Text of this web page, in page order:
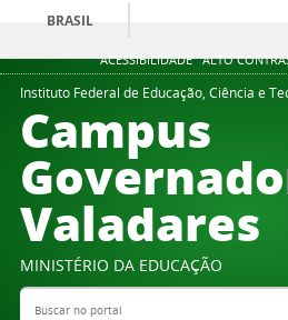
ACESSIBILIDADE ALTO
BRASIL
Instituto Federal de Educação, Ciência e
Campus
Valadares
MINISTÉRIO DA EDUCAÇÃO
Buscar no portal